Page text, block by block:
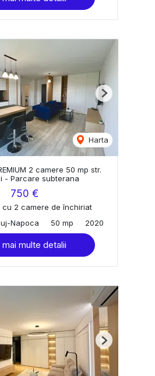
Harta
Next
2 camere 50 mp str.
- Parcare subterana
750 €
cu 2 camere de închiriat
Napoca
50 mp 2020
mai multe detalii
Next